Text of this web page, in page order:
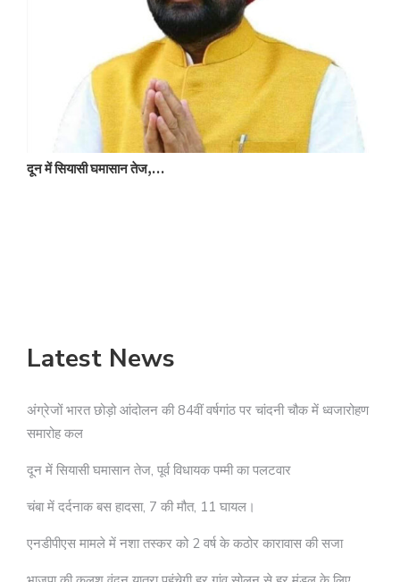
दून में सियासी घमासान तेज,…
Latest News
अंग्रेजों भारत छोड़ो आंदोलन की 84वीं वर्षगांठ पर चांदनी चौक में ध्वजारोहण
समारोह कल
दून में सियासी घमासान तेज, पूर्व विधायक पम्मी का पलटवार
चंबा में दर्दनाक बस हादसा, 7 की मौत, 11 घायल।
एनडीपीएस मामले में नशा तस्कर को 2 वर्ष के कठोर कारावास की सजा